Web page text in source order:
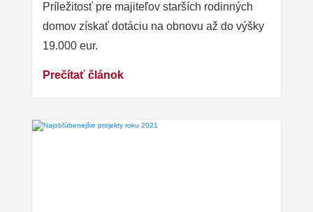
Príležitosť pre majiteľov starších rodinných
domov získať dotáciu na obnovu až do výšky
19.000 eur.
Prečítať článok